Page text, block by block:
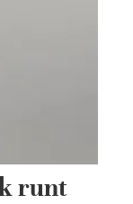
runt